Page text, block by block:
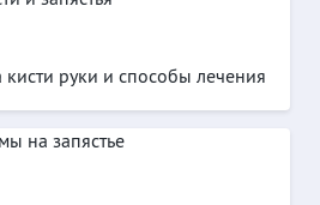
руки и способы лечения